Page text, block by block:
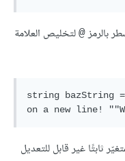
بالرمز@ لتخليص العلامة
string bazString
ثابتًا غير قابل للتعديل